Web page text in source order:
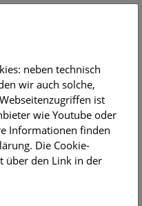
EN
– 17:15 Uhr |
neben technisch
wir auch solche,
ist
wie Youtube oder
Informationen finden
Die Cookie-
über den Link in der